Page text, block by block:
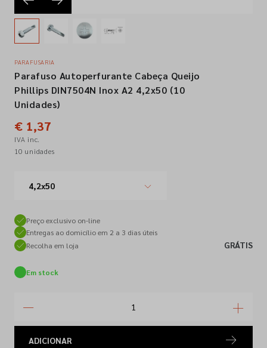
Contactos
Siga-nos nas redes sociais
PARAFUSARIA
Parafuso Autoperfurante Cabeça Queijo
Phillips DIN7504N Inox A2 4,2x50 (10
Unidades)
€ 1,37
IVA inc.
10 unidades
4,2x50
Preço exclusivo on-line
Entregas ao domicílio em 2 a 3 dias úteis
Recolha em loja
GRÁTIS
Em stock
ADICIONAR